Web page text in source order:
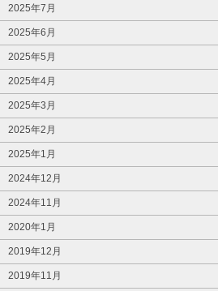
2025年7月
2025年6月
2025年5月
2025年4月
2025年3月
2025年2月
2025年1月
2024年12月
2024年11月
2020年1月
2019年12月
2019年11月